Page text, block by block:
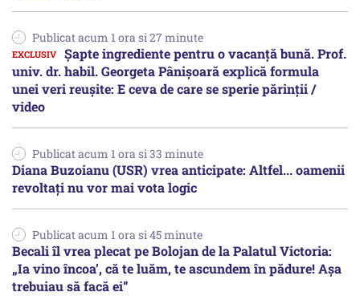
Publicat acum 1 ora si 27 minute
Șapte ingrediente pentru o vacanță bună. Prof.
univ. dr. habil. Georgeta Pânișoară explică formula
unei veri reușite: E ceva de care se sperie părinții /
video
Publicat acum 1 ora si 33 minute
Diana Buzoianu (USR) vrea anticipate: Altfel... oamenii
revoltați nu vor mai vota logic
Publicat acum 1 ora si 45 minute
Becali îl vrea plecat pe Bolojan de la Palatul Victoria:
„Ia vino încoa’, că te luăm, te ascundem în pădure! Așa
trebuiau să facă ei”